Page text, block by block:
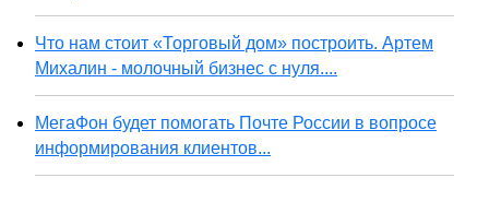
Что нам стоит «Торговый дом» построить. Артем
Михалин - молочный бизнес с нуля....
МегаФон будет помогать Почте России в вопросе
информирования клиентов...